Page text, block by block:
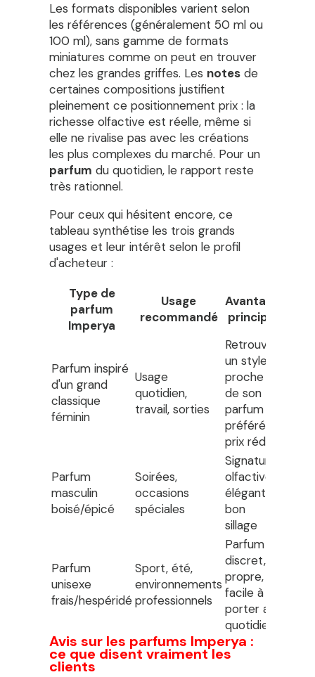
Les formats disponibles varient selon
les références (généralement 50 ml ou
100 ml), sans gamme de formats
miniatures comme on peut en trouver
chez les grandes griffes. Les notes de
certaines compositions justifient
pleinement ce positionnement prix : la
richesse olfactive est réelle, même si
elle ne rivalise pas avec les créations
les plus complexes du marché. Pour un
parfum du quotidien, le rapport reste
très rationnel.
Pour ceux qui hésitent encore, ce
tableau synthétise les trois grands
usages et leur intérêt selon le profil
d'acheteur :
Type de
parfum
Imperya
Usage
recommandé
Avantage
principal
Parfum inspiré
d'un grand
classique
féminin
Usage
quotidien,
travail, sorties
Retrouver
un style
proche
de son
parfum
préféré à
prix réduit
Parfum
masculin
boisé/épicé
Soirées,
occasions
spéciales
Signature
olfactive
élégante,
bon
sillage
Parfum
unisexe
frais/hespéridé
Sport, été,
environnements
professionnels
Parfum
discret,
propre,
facile à
porter au
quotidien
Avis sur les parfums Imperya :
ce que disent vraiment les
clients